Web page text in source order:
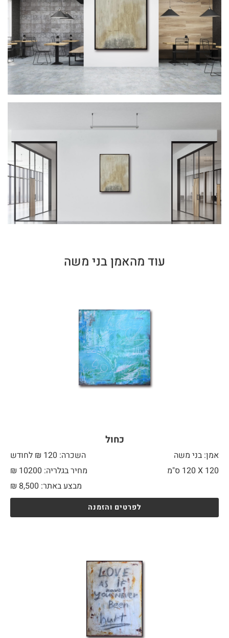
עוד מהאמן בני משה
כחול
אמן: בני משה
השכרה: 120 ₪ לחודש
120 X
מחיר בגלריה: 10200 ₪
מבצע באתר:
₪ 8,500
לפרטים והזמנה